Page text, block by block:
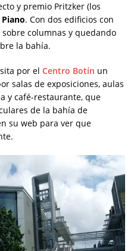
y premio Pritzker (los
Piano. Con dos edificios con
columnas y quedando
la bahía.
por el Centro Botín un
salas de exposiciones, aulas
y café-restaurante, que
de la bahía de
su web para ver que